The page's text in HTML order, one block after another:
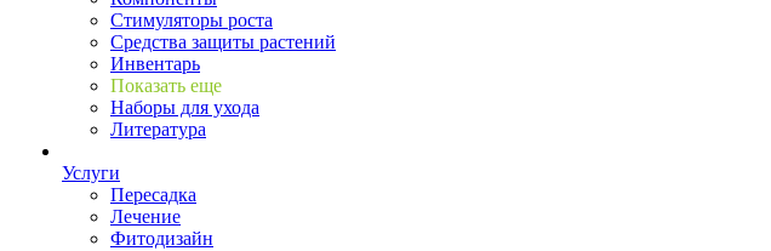
Стимуляторы роста
Средства защиты растений
Инвентарь
Показать еще
Наборы для ухода
Литература
Услуги
Пересадка
Лечение
Фитодизайн